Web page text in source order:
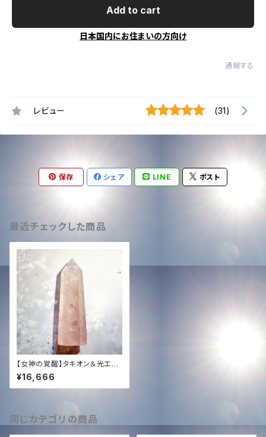
Add to cart
日本国内にお住まいの方向け
通報する
レビュー (31)
保存 シェア LINE ポスト
最近チェックした商品
【女神の覚醒】タキオン＆光エネ
ルギー注入✨スロベニア最新チ
ェンバー・ローズクオーツ柱（5
8.1g）高波動・愛の聖域
¥16,666
同じカテゴリの商品